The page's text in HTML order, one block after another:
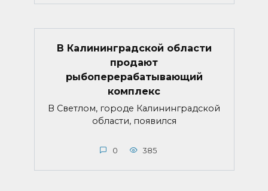
В Калининградской области
продают
рыбоперерабатывающий
комплекс
В Светлом, городе Калининградской
области, появился
0 385